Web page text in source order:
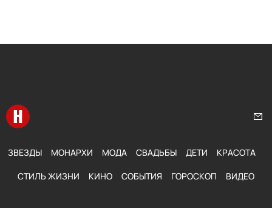
Перейти на главную
ЗВЕЗДЫ МОНАРХИ МОДА СВАДЬБЫ ДЕТИ КРАСОТА
СТИЛЬ ЖИЗНИ КИНО СОБЫТИЯ ГОРОСКОП ВИДЕО